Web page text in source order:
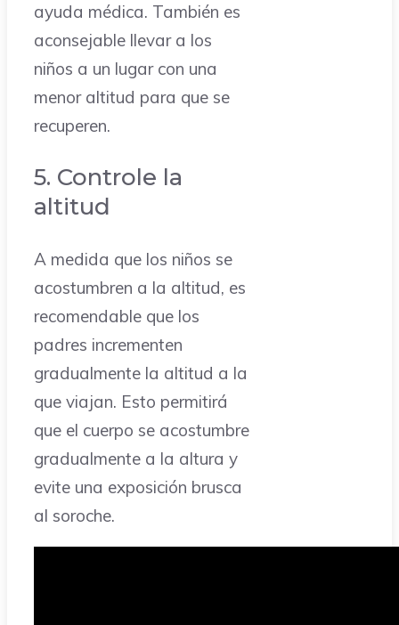
ayuda médica. También es
aconsejable llevar a los
niños a un lugar con una
menor altitud para que se
recuperen.
5. Controle la
altitud
A medida que los niños se
acostumbren a la altitud, es
recomendable que los
padres incrementen
gradualmente la altitud a la
que viajan. Esto permitirá
que el cuerpo se acostumbre
gradualmente a la altura y
evite una exposición brusca
al soroche.